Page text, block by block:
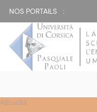
NOS PORTAILS :
Attualità